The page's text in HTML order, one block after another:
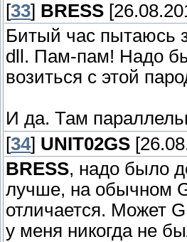
[33] BRESS
Битый час пытаюсь
dll. Пам-пам! Надо
возиться с этой
И да. Там
[34] UNIT02GS
BRESS, надо было
лучше, на обычном
отличается. Может
у меня никогда не